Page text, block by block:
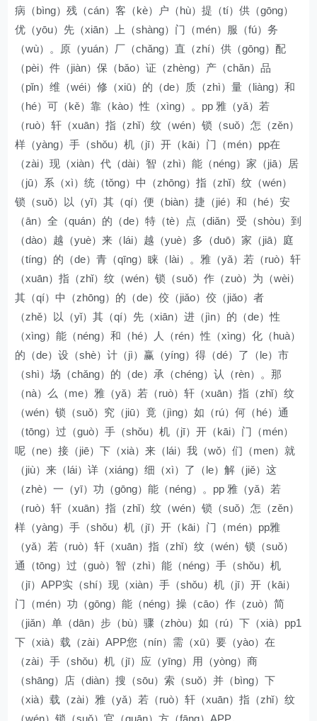
病（bìng）残（cán）客（kè）户（hù）提（tí）供（gōng）
优（yōu）先（xiān）上（shàng）门（mén）服（fú）务
（wù）。原（yuán）厂（chǎng）直（zhí）供（gōng）配
（pèi）件（jiàn）保（bǎo）证（zhèng）产（chǎn）品
（pǐn）维（wéi）修（xiū）的（de）质（zhì）量（liàng）和
（hé）可（kě）靠（kào）性（xìng）。pp 雅（yǎ）若
（ruò）轩（xuān）指（zhǐ）纹（wén）锁（suǒ）怎（zěn）
样（yàng）手（shǒu）机（jī）开（kāi）门（mén）pp在
（zài）现（xiàn）代（dài）智（zhì）能（néng）家（jiā）居
（jū）系（xì）统（tǒng）中（zhōng）指（zhǐ）纹（wén）
锁（suǒ）以（yǐ）其（qí）便（biàn）捷（jié）和（hé）安
（ān）全（quán）的（de）特（tè）点（diǎn）受（shòu）到
（dào）越（yuè）来（lái）越（yuè）多（duō）家（jiā）庭
（tíng）的（de）青（qīng）睐（lài）。雅（yǎ）若（ruò）轩
（xuān）指（zhǐ）纹（wén）锁（suǒ）作（zuò）为（wèi）
其（qí）中（zhōng）的（de）佼（jiǎo）佼（jiǎo）者
（zhě）以（yǐ）其（qí）先（xiān）进（jìn）的（de）性
（xìng）能（néng）和（hé）人（rén）性（xìng）化（huà）
的（de）设（shè）计（jì）赢（yíng）得（dé）了（le）市
（shì）场（chǎng）的（de）承（chéng）认（rèn）。那
（nà）么（me）雅（yǎ）若（ruò）轩（xuān）指（zhǐ）纹
（wén）锁（suǒ）究（jiū）竟（jìng）如（rú）何（hé）通
（tōng）过（guò）手（shǒu）机（jī）开（kāi）门（mén）
呢（ne）接（jiē）下（xià）来（lái）我（wǒ）们（men）就
（jiù）来（lái）详（xiáng）细（xì）了（le）解（jiě）这
（zhè）一（yī）功（gōng）能（néng）。pp 雅（yǎ）若
（ruò）轩（xuān）指（zhǐ）纹（wén）锁（suǒ）怎（zěn）
样（yàng）手（shǒu）机（jī）开（kāi）门（mén）pp雅
（yǎ）若（ruò）轩（xuān）指（zhǐ）纹（wén）锁（suǒ）
通（tōng）过（guò）智（zhì）能（néng）手（shǒu）机
（jī）APP实（shí）现（xiàn）手（shǒu）机（jī）开（kāi）
门（mén）功（gōng）能（néng）操（cāo）作（zuò）简
（jiǎn）单（dān）步（bù）骤（zhòu）如（rú）下（xià）pp1
下（xià）载（zài）APP您（nín）需（xū）要（yào）在
（zài）手（shǒu）机（jī）应（yīng）用（yòng）商
（shāng）店（diàn）搜（sōu）索（suǒ）并（bìng）下
（xià）载（zài）雅（yǎ）若（ruò）轩（xuān）指（zhǐ）纹
（wén）锁（suǒ）官（guān）方（fāng）APP。